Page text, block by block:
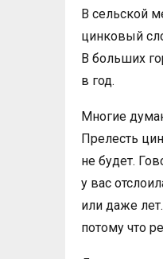
В сельской
цинковый
В больших
в год.
Многие
Прелесть
не будет.
у вас
или даже
потому что